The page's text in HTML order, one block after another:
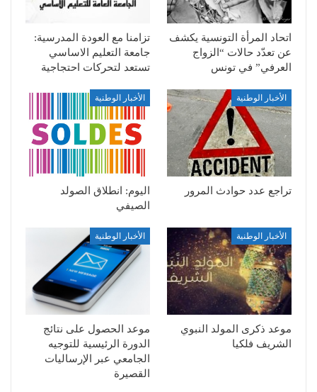
اتحاد المرأة التونسية يكشف
عن تعدّد حالات “الزواج
العرفي” في تونس
تزامنا مع العودة المدرسية:
جامعة التعليم الاساسي
تستعد لتحركات احتجاجية
الأخبار الوطنية
تراجع عدد حوادث المرور
الأخبار الوطنية
اليوم: انطلاق الصولد
الصيفي
الأخبار الوطنية
موعد ذكرى المولد النبوي
الشريف فلكيا
الأخبار الوطنية
موعد الحصول على نتائج
الدورة الرئيسية للتوجيه
الجامعي عبر الإرساليات
القصيرة